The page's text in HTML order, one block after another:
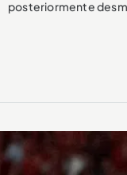
posteriormente